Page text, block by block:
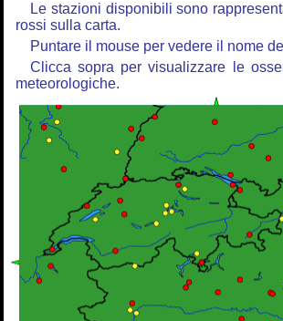
Le stazioni disponibili sono
rossi sulla carta.
Puntare il mouse per vedere il nome
Clicca sopra per visualizzare le
meteorologiche.